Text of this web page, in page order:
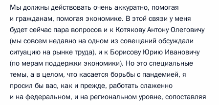
Мы должны действовать очень аккуратно, помогая
и гражданам, помогая экономике. В этой связи у меня
будет сейчас пара вопросов и к Котякову Антону Олеговичу
(мы совсем недавно на одном из совещаний обсуждали
ситуацию на рынке труда), и к Борисову Юрию Ивановичу
(по мерам поддержки экономики). Но это специальные
темы, а в целом, что касается борьбы с пандемией, я
просил бы вас, как и прежде, работать слаженно
и на федеральном, и на региональном уровне, сопоставляя